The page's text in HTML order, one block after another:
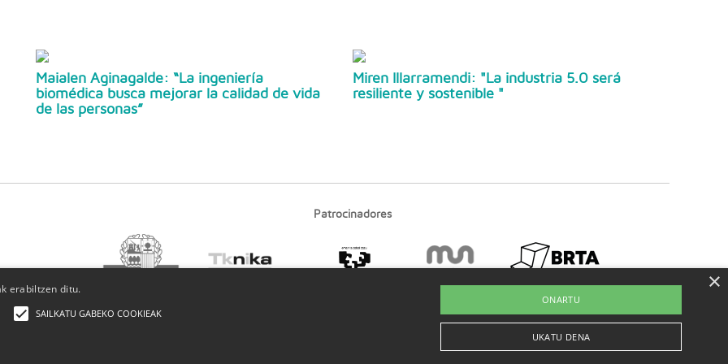
Maialen Aginagalde: “La ingeniería
biomédica busca mejorar la calidad de vida
de las personas”
Miren Illarramendi: "La industria 5.0 será
resiliente y sostenible "
Patrocinadores
erabiltzen ditu.
SAILKATU GABEKO COOKIEAK
ONARTU
UKATU DENA
×